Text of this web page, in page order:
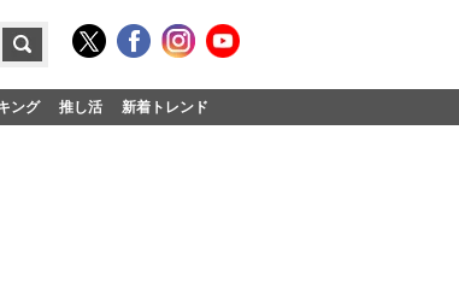
ング 推し活 新着トレンド